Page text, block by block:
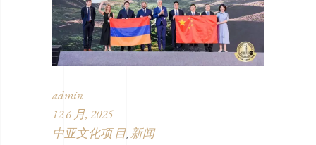
admin
12 6 月, 2025
中亚文化项 目 新闻